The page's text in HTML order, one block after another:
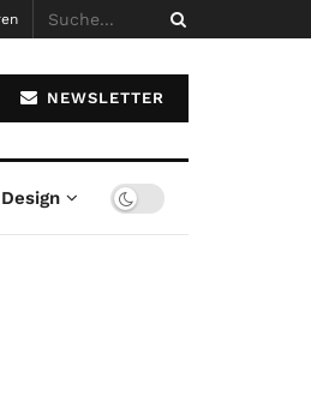
NEWSLETTER